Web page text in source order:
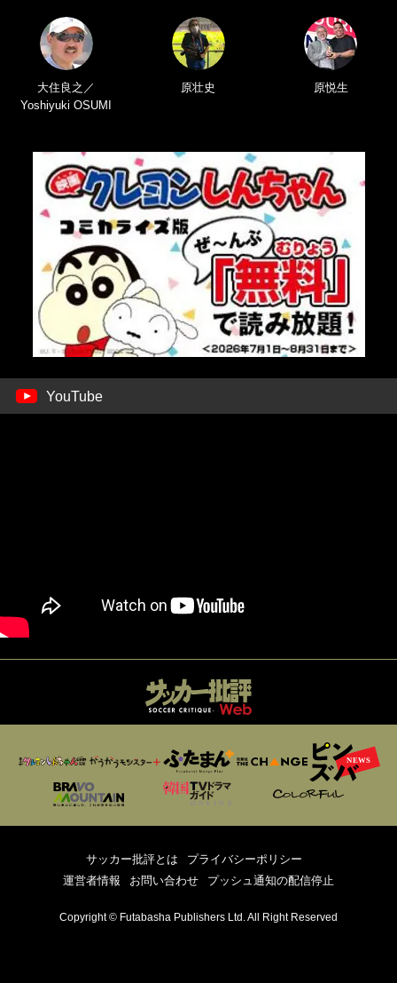
大住良之／
Yoshiyuki OSUMI
原壮史 原悦生
YouTube
サッカー批評とは
プライバシーポリシー
運営者情報
お問い合わせ プッシュ通知の配信停止
Copyright © Futabasha Publishers Ltd. All Right Reserved